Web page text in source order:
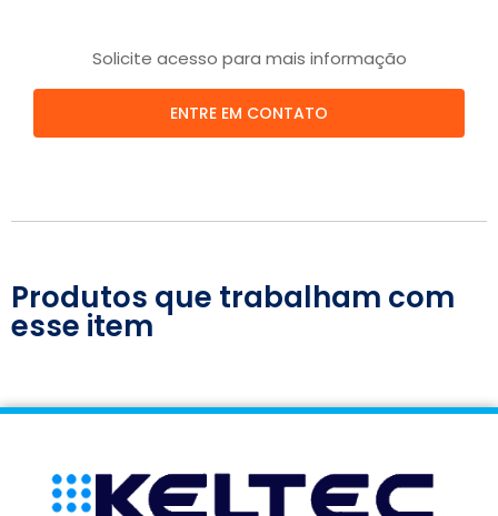
Solicite acesso para mais informação
ENTRE EM CONTATO
Produtos que trabalham com
esse item